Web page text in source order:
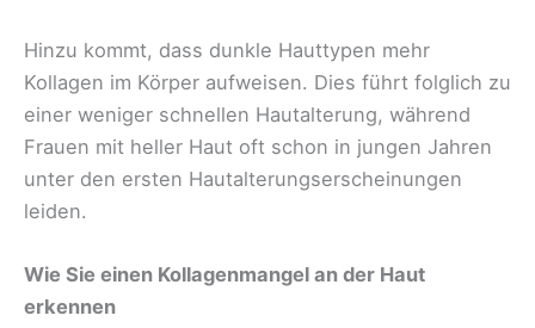
Hinzu kommt, dass dunkle Hauttypen mehr
Kollagen im Körper aufweisen. Dies führt folglich zu
einer weniger schnellen Hautalterung, während
Frauen mit heller Haut oft schon in jungen Jahren
unter den ersten Hautalterungserscheinungen
leiden.
Wie Sie einen Kollagenmangel an der Haut
erkennen